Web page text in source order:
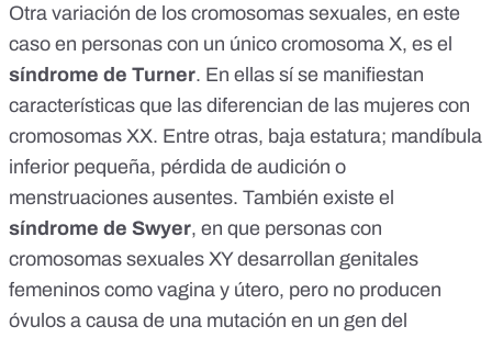
Otra variación de los cromosomas sexuales, en este
caso en personas con un único cromosoma X, es el
síndrome de Turner. En ellas sí se manifiestan
características que las diferencian de las mujeres con
cromosomas XX. Entre otras, baja estatura; mandíbula
inferior pequeña, pérdida de audición o
menstruaciones ausentes. También existe el
síndrome de Swyer, en que personas con
cromosomas sexuales XY desarrollan genitales
femeninos como vagina y útero, pero no producen
óvulos a causa de una mutación en un gen del